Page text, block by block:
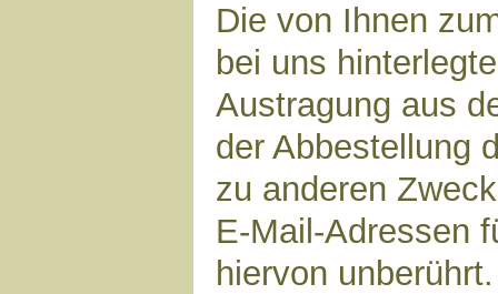
Die von Ihnen
bei uns
Austragung aus
der Abbestellung
zu anderen
E-Mail-Adressen
hiervon unberührt.